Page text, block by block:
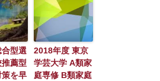
型選
薦型
を早
2018年度 東京
学芸大学 A類家
庭専修 B類家庭